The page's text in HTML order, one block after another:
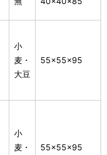
小
麦・
大豆
55×55×95
小
麦・
55×55×95